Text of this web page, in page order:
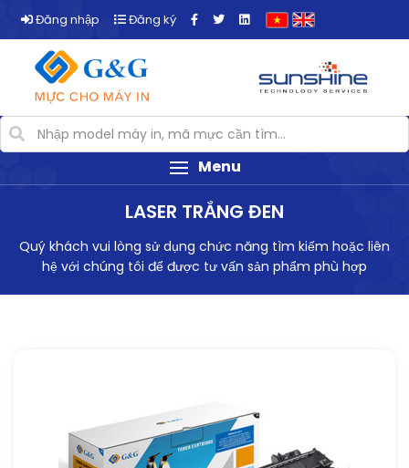
Đăng nhập Đăng ký
Menu
LASER TRẮNG ĐEN
Quý khách vui lòng sử dụng chức năng tìm kiếm hoặc liên
hệ với chúng tôi để được tư vấn sản phẩm phù hợp